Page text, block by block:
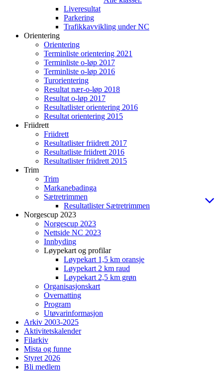
Liveresultat
Parkering
Trafikkavvikling under NC
Orientering
Orientering
Terminliste orientering 2021
Terminliste o-løp 2017
Terminliste o-løp 2016
Turorientering
Resultat nær-o-løp 2018
Resultat o-løp 2017
Resultatlister orientering 2016
Resultat orientering 2015
Friidrett
Friidrett
Resultatlister friidrett 2017
Resultatliste friidrett 2016
Resultatlister friidrett 2015
Trim
Trim
Markanebadinga
Sætretrimmen
Resultatlister Sætretrimmen
Norgescup 2023
Norgescup 2023
Nettside NC 2023
Innbyding
Løypekart og profilar
Løypekart 1,5 km oransje
Løypekart 2 km raud
Løypekart 2,5 km grøn
Organisasjonskart
Overnatting
Program
Utøvarinformasjon
Arkiv 2003-2025
Aktivitetskalender
Filarkiv
Mista og funne
Styret 2026
Bli medlem